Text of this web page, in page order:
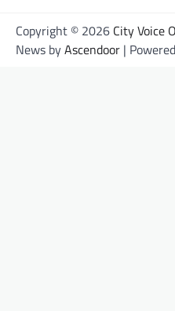
Copyright © 2026 City Voice
News byAscendoor |